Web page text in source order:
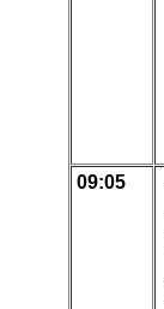
09:05